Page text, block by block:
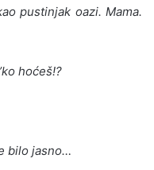
pustinjak oazi. Mama.
hoćeš!?
bilo jasno…